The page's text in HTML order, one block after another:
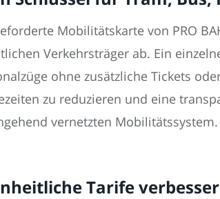
Mobilitätskarte von PRO
Verkehrsträger ab. Ein
ohne zusätzliche Tickets
zu reduzieren und eine
vernetzten Mobilitätssystem.
Tarife